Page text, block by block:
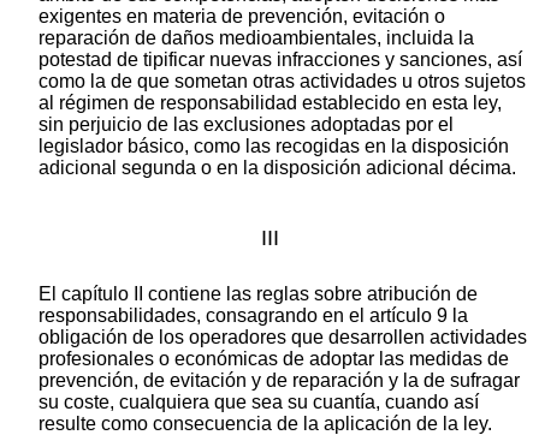
exigentes en materia de prevención, evitación o
reparación de daños medioambientales, incluida la
potestad de tipificar nuevas infracciones y sanciones, así
como la de que sometan otras actividades u otros sujetos
al régimen de responsabilidad establecido en esta ley,
sin perjuicio de las exclusiones adoptadas por el
legislador básico, como las recogidas en la disposición
adicional segunda o en la disposición adicional décima.
III
El capítulo II contiene las reglas sobre atribución de
responsabilidades, consagrando en el artículo 9 la
obligación de los operadores que desarrollen actividades
profesionales o económicas de adoptar las medidas de
prevención, de evitación y de reparación y la de sufragar
su coste, cualquiera que sea su cuantía, cuando así
resulte como consecuencia de la aplicación de la ley.